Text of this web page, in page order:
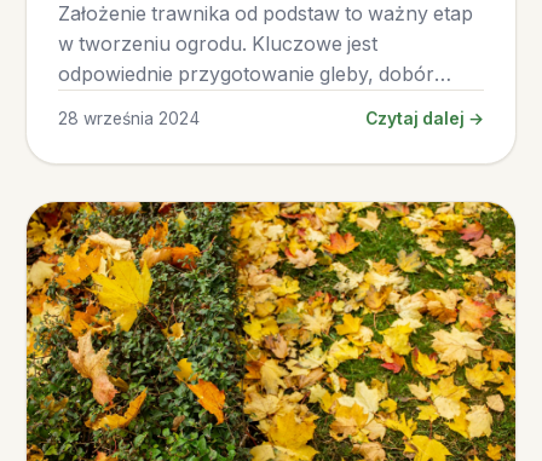
Założenie trawnika od podstaw to ważny etap
w tworzeniu ogrodu. Kluczowe jest
odpowiednie przygotowanie gleby, dobór
28 września 2024 Czytaj dalej →